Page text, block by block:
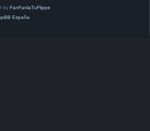
by FanFanlaTuFlippe
España